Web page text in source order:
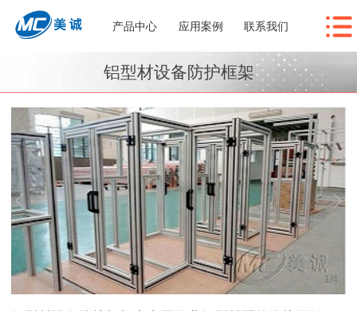
产品中心 应用案例 联系我们
铝型材设备防护框架
1 /4